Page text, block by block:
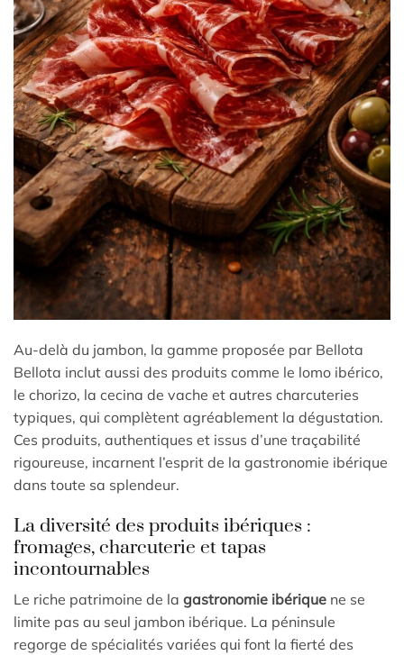
Au-delà du jambon, la gamme proposée par Bellota
Bellota inclut aussi des produits comme le lomo ibérico,
le chorizo, la cecina de vache et autres charcuteries
typiques, qui complètent agréablement la dégustation.
Ces produits, authentiques et issus d’une traçabilité
rigoureuse, incarnent l’esprit de la gastronomie ibérique
dans toute sa splendeur.
La diversité des produits ibériques :
fromages, charcuterie et tapas
incontournables
Le riche patrimoine de la gastronomie ibérique ne se
limite pas au seul jambon ibérique. La péninsule
regorge de spécialités variées qui font la fierté des